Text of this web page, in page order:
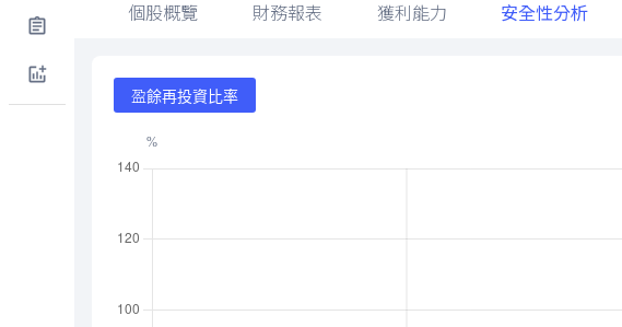
個股概覽 財務報表 獲利能力 安全性分析
盈餘再投資比率